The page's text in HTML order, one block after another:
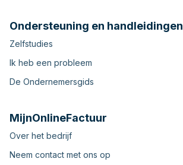
Ondersteuning en handleidingen
Zelfstudies
Ik heb een probleem
De Ondernemersgids
MijnOnlineFactuur
Over het bedrijf
Neem contact met ons op